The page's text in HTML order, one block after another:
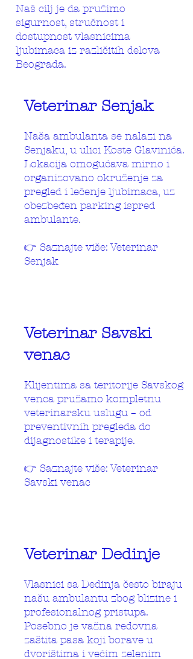
Naš cilj je da pružimo
sigurnost, stručnost i
dostupnost vlasnicima
ljubimaca iz različitih delova
Beograda.
Veterinar Senjak
Naša ambulanta se nalazi na
Senjaku, u ulici Koste Glavinića.
Lokacija omogućava mirno i
organizovano okruženje za
pregled i lečenje ljubimaca, uz
obezbeđen parking ispred
ambulante.
👉 Saznajte više: Veterinar
Senjak
Veterinar Savski
venac
Klijentima sa teritorije Savskog
venca pružamo kompletnu
veterinarsku uslugu – od
preventivnih pregleda do
dijagnostike i terapije.
👉 Saznajte više: Veterinar
Savski venac
Veterinar Dedinje
Vlasnici sa Dedinja često biraju
našu ambulantu zbog blizine i
profesionalnog pristupa.
Posebno je važna redovna
zaštita pasa koji borave u
dvorištima i većim zelenim